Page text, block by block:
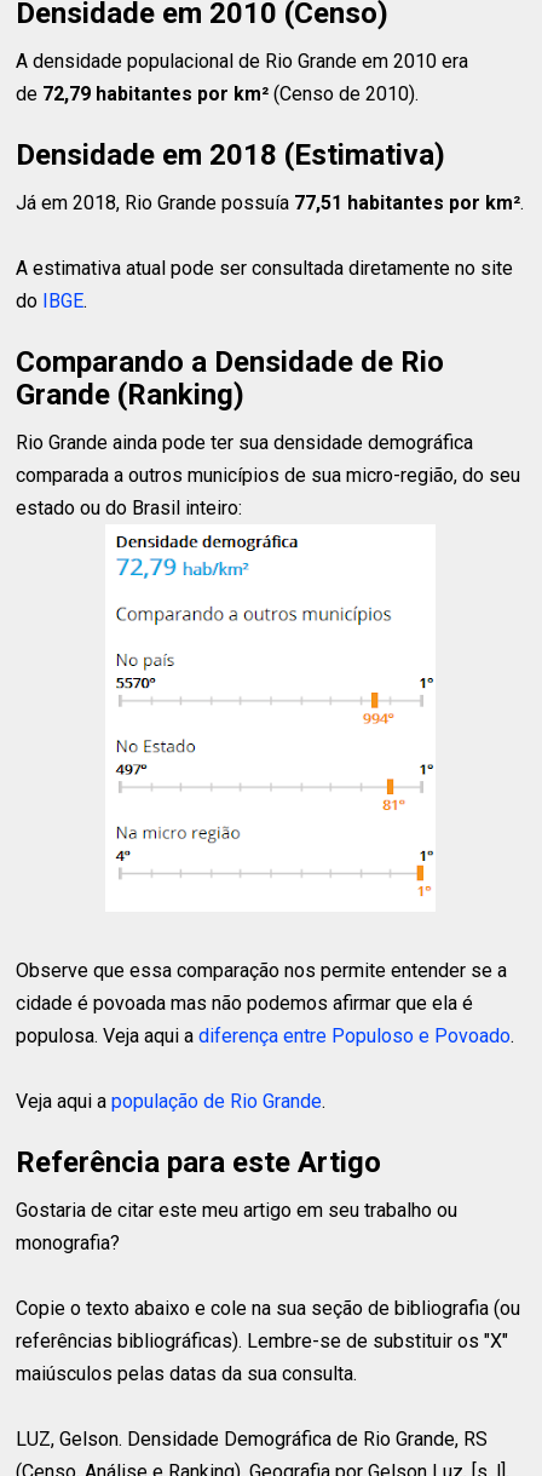
Densidade em 2010 (Censo)
A densidade populacional de Rio Grande em 2010 era
de 72,79 habitantes por km² (Censo de 2010).
Densidade em 2018 (Estimativa)
Já em 2018, Rio Grande possuía 77,51 habitantes por km².
A estimativa atual pode ser consultada diretamente no site
do IBGE.
Comparando a Densidade de Rio
Grande (Ranking)
Rio Grande ainda pode ter sua densidade demográfica
comparada a outros municípios de sua micro-região, do seu
estado ou do Brasil inteiro:
Observe que essa comparação nos permite entender se a
cidade é povoada mas não podemos afirmar que ela é
populosa. Veja aqui adiferença entre Populoso e Povoado.
Veja aqui apopulação de Rio Grande.
Referência para este Artigo
Gostaria de citar este meu artigo em seu trabalho ou
monografia?
Copie o texto abaixo e cole na sua seção de bibliografia (ou
referências bibliográficas). Lembre-se de substituir os "X"
maiúsculos pelas datas da sua consulta.
LUZ, Gelson. Densidade Demográfica de Rio Grande, RS